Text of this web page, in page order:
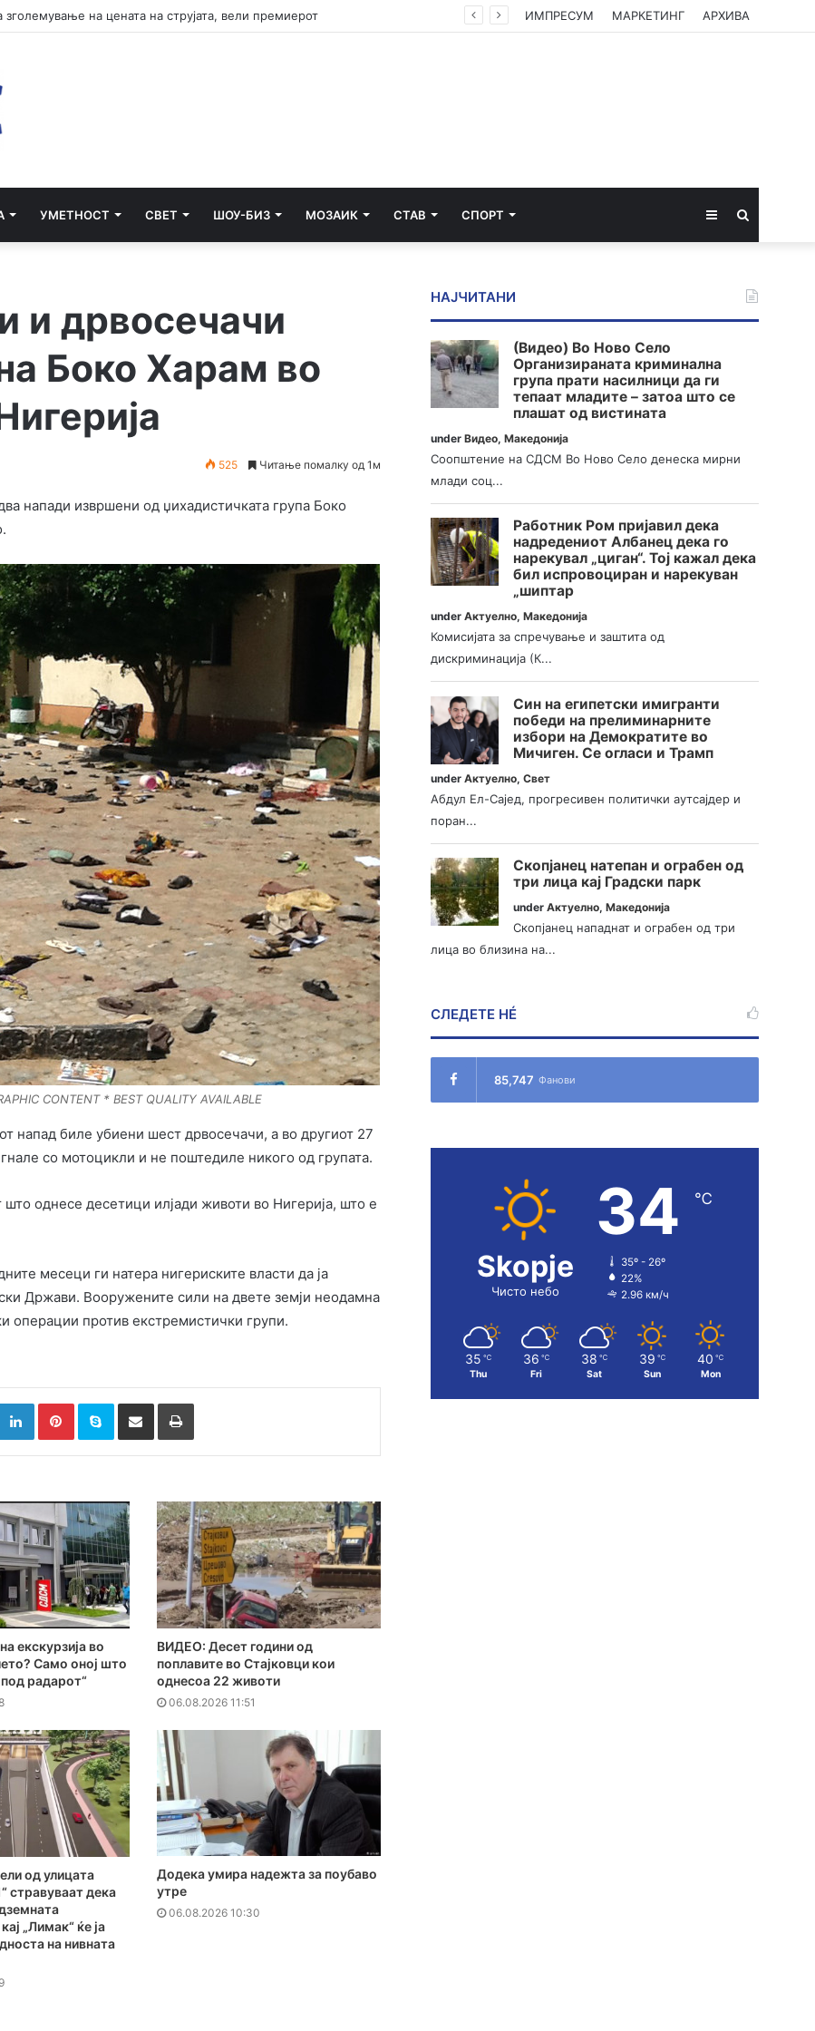
ИМПРЕСУМ МАРКЕТИНГ АРХИВА
УМЕТНОСТ СВЕТ ШОУ-БИЗ МОЗАИК СТАВ СПОРТ Sidebar
и дрвосечачи
Боко Харам во
525 Читање помалку од 1м
напади извршени од џихадистичката група Боко
CONTENT * BEST QUALITY AVAILABLE
напад биле убиени шест дрвосечачи, а во другиот 27
со мотоцикли и не поштедиле никого од групата.
однесе десетици илјади животи во Нигерија, што е
месеци ги натера нигериските власти да ја
Држави. Вооружените сили на двете земји неодамна
операции против екстремистички групи.
LinkedInPinterestSkype Сподели преку Е-маил Испринтај
екскурзија во
Само оној што
радарот“
ВИДЕО: Десет години од
поплавите во Стајковци кои
однесоа 22 животи
06.08.2026 11:51
од улицата
стравуваат дека
„Лимак“ ќе ја
на нивната
Додека умира надежта за поубаво
утре
06.08.2026 10:30
НАЈЧИТАНИ
(Видео) Во Ново Село
Организираната криминална
група прати насилници да ги
тепаат младите – затоа што се
плашат од вистината
underВидео,Македонија
Соопштение на СДСМ Во Ново Село денеска мирни
млади соц...
Работник Ром пријавил дека
надредениот Албанец дека го
нарекувал „циган“. Тој кажал дека
бил испровоциран и нарекуван
„шиптар
underАктуелно,Македонија
Комисијата за спречување и заштита од
дискриминација (К...
Син на египетски имигранти
победи на прелиминарните
избори на Демократите во
Мичиген. Се огласи и Трамп
underАктуелно,Свет
Абдул Ел-Сајед, прогресивен политички аутсајдер и
поран...
Скопјанец натепан и ограбен од
три лица кај Градски парк
underАктуелно,Македонија
Скопјанец нападнат и ограбен од три
лица во близина на...
СЛЕДЕТЕ НÉ
85,747 Фанови
Skopje
Чисто небо
34 ℃
35º - 26º
22%
2.96 км/ч
35 ℃
Thu
36 ℃
Fri
38 ℃
Sat
39 ℃
Sun
40 ℃
Mon